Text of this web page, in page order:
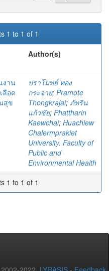
1 to 1 of 1
Author(s)
งาน
ลือด
สุข
ปราโมทย์ ทอง
กระจาย; Pramote
Thongkrajai; ภัทริน
แก้วชัย; Phattharin
Kaewchai; Huachiew
Chalermprakiet
University. Faculty of
Public and
Environmental Health
1 to 1 of 1